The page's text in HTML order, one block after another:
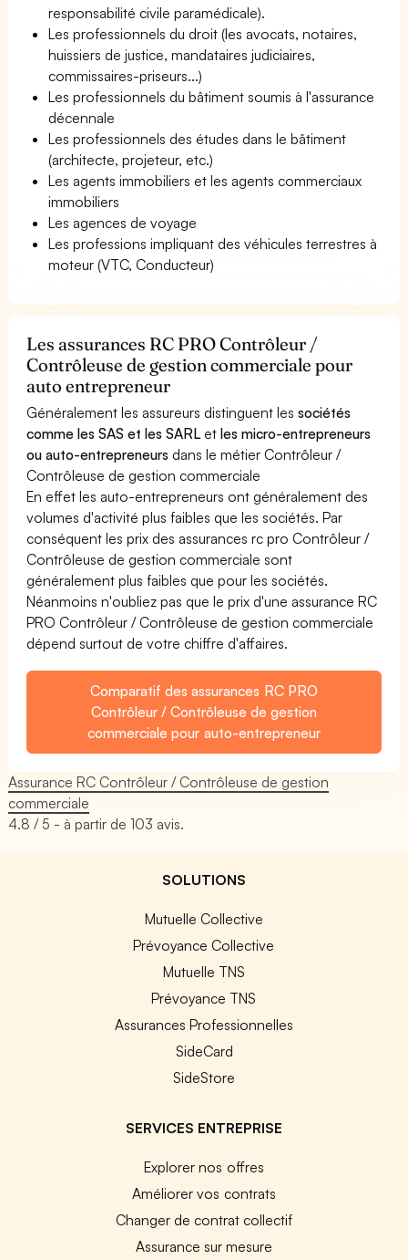
responsabilité civile paramédicale).
Les professionnels du droit (les avocats, notaires,
huissiers de justice, mandataires judiciaires,
commissaires-priseurs...)
Les professionnels du bâtiment soumis à l'assurance
décennale
Les professionnels des études dans le bâtiment
(architecte, projeteur, etc.)
Les agents immobiliers et les agents commerciaux
immobiliers
Les agences de voyage
Les professions impliquant des véhicules terrestres à
moteur (VTC, Conducteur)
Les assurances RC PRO Contrôleur /
Contrôleuse de gestion commerciale pour
auto entrepreneur
Généralement les assureurs distinguent lessociétés
comme les SAS et les SARL etles micro-entrepreneurs
ou auto-entrepreneurs dans le métier Contrôleur /
Contrôleuse de gestion commerciale
En effet les auto-entrepreneurs ont généralement des
volumes d'activité plus faibles que les sociétés. Par
conséquent les prix des assurances rc pro Contrôleur /
Contrôleuse de gestion commerciale sont
généralement plus faibles que pour les sociétés.
Néanmoins n'oubliez pas que le prix d'une assurance RC
PRO Contrôleur / Contrôleuse de gestion commerciale
dépend surtout de votre chiffre d'affaires.
Comparatif des assurances RC PRO
Contrôleur / Contrôleuse de gestion
commerciale pour auto-entrepreneur
Assurance RC Contrôleur / Contrôleuse de gestion
commerciale
4.8 / 5 - à partir de103 avis.
SOLUTIONS
Mutuelle Collective
Prévoyance Collective
Mutuelle TNS
Prévoyance TNS
Assurances Professionnelles
SideCard
SideStore
SERVICES ENTREPRISE
Explorer nos offres
Améliorer vos contrats
Changer de contrat collectif
Assurance sur mesure